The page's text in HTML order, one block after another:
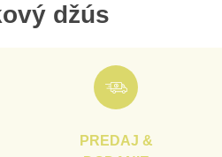
džús
PREDAJ &